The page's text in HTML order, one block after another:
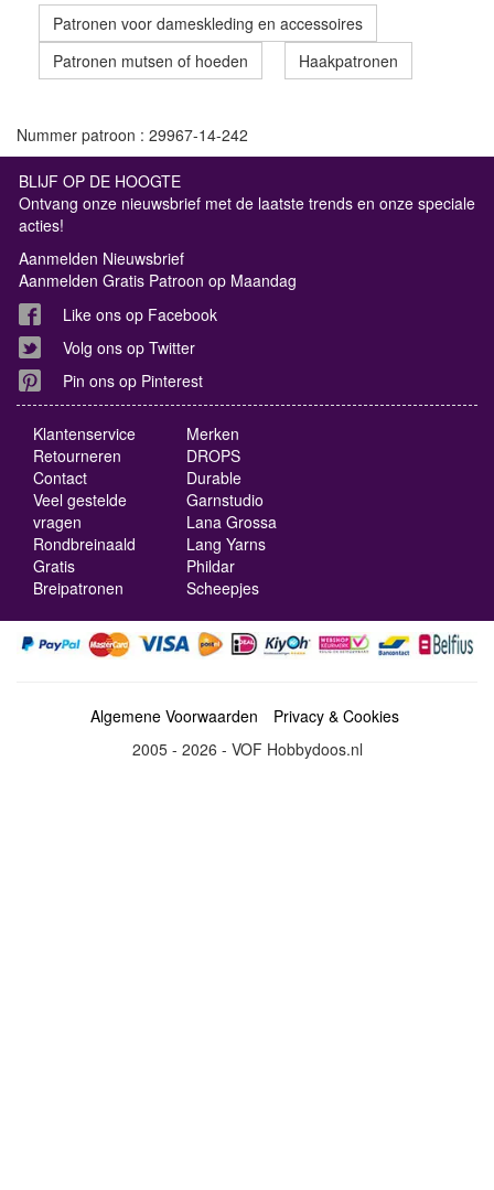
Patronen voor dameskleding en accessoires
Patronen mutsen of hoeden
Haakpatronen
Nummer patroon : 29967-14-242
BLIJF OP DE HOOGTE
Ontvang onze nieuwsbrief met de laatste trends en onze speciale
acties!
Aanmelden Nieuwsbrief
Aanmelden Gratis Patroon op Maandag
Like ons op Facebook
Volg ons op Twitter
Pin ons op Pinterest
Klantenservice
Retourneren
Contact
Veel gestelde
vragen
Rondbreinaald
Gratis
Breipatronen
Merken
DROPS
Durable
Garnstudio
Lana Grossa
Lang Yarns
Phildar
Scheepjes
Algemene Voorwaarden
Privacy & Cookies
2005 - 2026 - VOF Hobbydoos.nl